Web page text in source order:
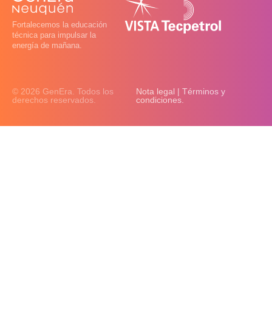
Fortalecemos la educación
técnica para impulsar la
energía de mañana.
© 2026 GenEra. Todos los
derechos reservados.
Nota legal | Términos y
condiciones.